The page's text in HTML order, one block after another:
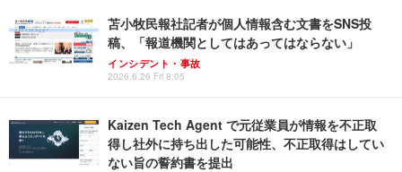
苫小牧民報社記者が個人情報含む文書をSNS投
稿、「報道機関としてはあってはならない」
インシデント・事故
2026.6.26 Fri 8:05
Kaizen Tech Agent で元従業員が情報を不正取
得し社外に持ち出した可能性、不正取得はしてい
ない旨の誓約書を提出